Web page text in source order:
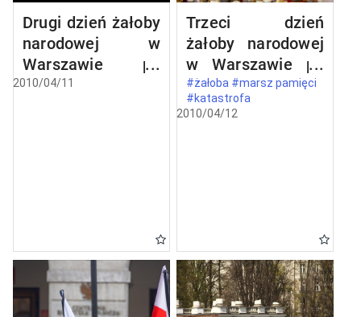
Drugi dzień żałoby
narodowej w
Warszawie po
katastrofie
2010/04/11
Trzeci dzień
żałoby narodowej
w Warszawie po
katastrofie
lotniczej w
#żałoba #marsz pamięci
#katastrofa
2010/04/12